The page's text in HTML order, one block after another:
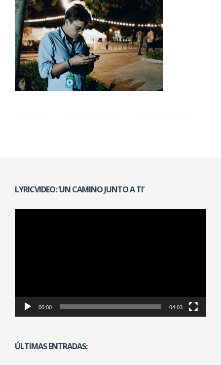
LYRICVIDEO: ‘UN CAMINO JUNTO A TI’
00:00 04:03
ÚLTIMAS ENTRADAS: